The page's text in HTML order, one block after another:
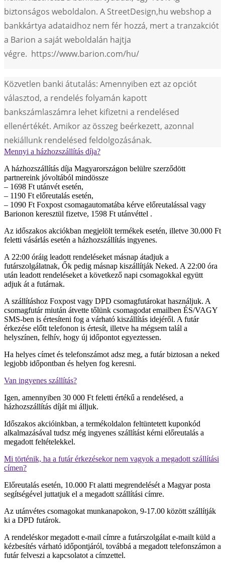
biztonságos weboldalon. A StreetDesign,hu webshop a
bankkártya adataidhoz nem fér hozzá, mert a tranzakciót
a Barion a saját weboldalán hajtja
végre. https://www.barion.com/hu/
Közvetlen banki átutalás: Amennyiben ezt az opciót
választod, a rendelés folyamán kapott
bankszámlaszámra lehet kifizetni a rendelésed
ellenértékét. Amikor az összeg beérkezett, azonnal
nekiállunk rendelésed feldolgozásának.
Mennyi a házhozszállítás díja?
A házhozszállítás díja Magyarországon belülre szerződött
partnereink jóvoltából mindössze
– 1698 Ft utánvét esetén,
– 1190 Ft előreutalás esetén,
– 1090 Ft Foxpost csomagautomatába kérve előreutalással vagy
Barionon keresztül fizetve, 1598 Ft utánvéttel .
Az időszakos akciókban megjelölt termékek esetén, illetve 30.000 Ft
feletti vásárlás esetén a házhozszállítás ingyenes.
A 22:00 óráig leadott rendeléseket másnap átadjuk a
futárszolgálatnak, Ők pedig másnap kiszállítják Neked. A 22:00 óra
után leadott rendeléseket a következő napi csomagokkal együtt
adjuk át a futárnak.
A szállításhoz Foxpost vagy DPD csomagfutárokat használjuk. A
csomagfutár miután átvette tőlünk csomagodat emailben ÉS/VAGY
SMS-ben is értesíteni fog a várható kiszállítás idejéről. A futár
érkezése előtt telefonon is értesít, illetve ha mégsem talál a
helyszínen, felhív, hogy új időpontot egyeztessen.
Ha helyes címet és telefonszámot adsz meg, a futár biztosan a neked
legjobb időpontban és helyen fog keresni.
Van ingyenes szállítás?
Igen, amennyiben 30 000 Ft feletti értékű a rendelésed, a
házhozszállítás díját mi álljuk.
Időszakos akcióinkban, a termékoldalon feltüntetett kuponkód
alkalmazásával tudsz még ingyenes szállítást kérni előreutalás a
megadott feltételekkel.
Mi történik, ha a futár érkezésekor nem vagyok a megadott szállítási
címen?
Előreutalás esetén, 10.000 Ft alatti megrendelését a Magyar posta
segítségével juttatjuk el a megadott szállítási címre.
Az utánvétes csomagokat munkanapokon, 9-17.00 között szállítják
ki a DPD futárok.
A rendeléskor megadott e-mail címre a futárszolgálat e-mailt küld a
kézbesítés várható időpontjáról, továbbá a megadott telefonszámon a
futár felveszi a kapcsolatot a címzettel.